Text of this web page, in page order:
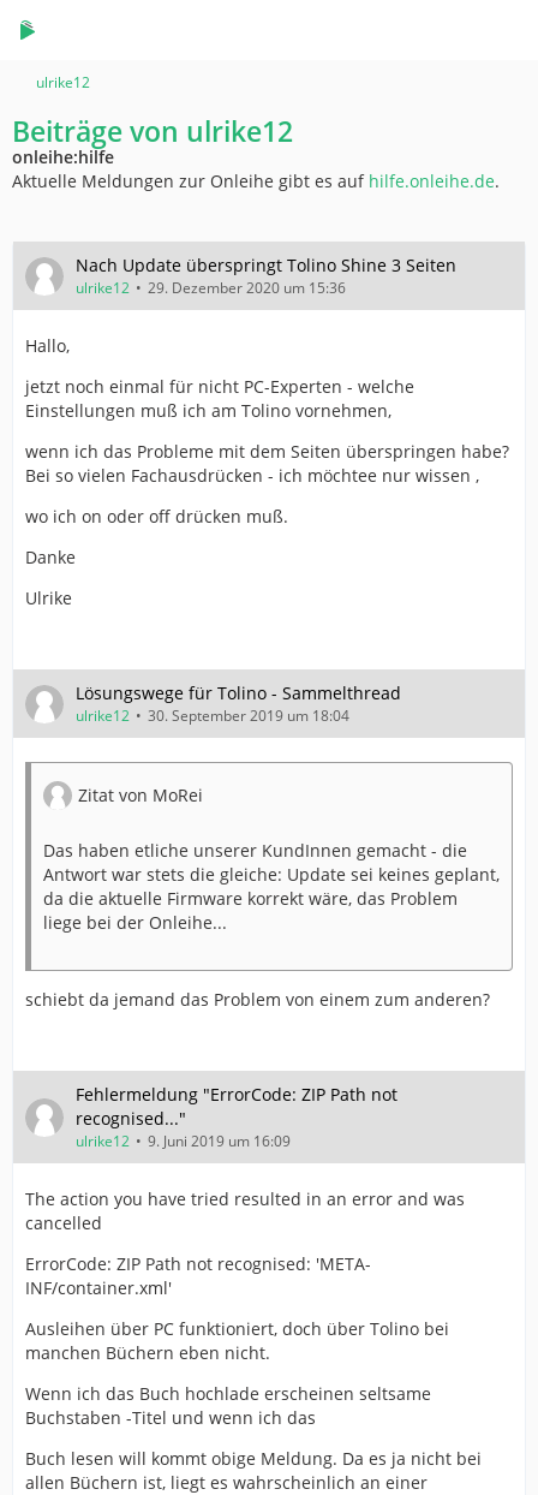
ulrike12
Beiträge von ulrike12
onleihe:hilfe
Aktuelle Meldungen zur Onleihe gibt es auf hilfe.onleihe.de.
Nach Update überspringt Tolino Shine 3 Seiten
ulrike12 29. Dezember 2020 um 15:36
Hallo,
jetzt noch einmal für nicht PC-Experten - welche
Einstellungen muß ich am Tolino vornehmen,
wenn ich das Probleme mit dem Seiten überspringen habe?
Bei so vielen Fachausdrücken - ich möchtee nur wissen ,
wo ich on oder off drücken muß.
Danke
Ulrike
Lösungswege für Tolino - Sammelthread
ulrike12 30. September 2019 um 18:04
Zitat von MoRei
Das haben etliche unserer KundInnen gemacht - die
Antwort war stets die gleiche: Update sei keines geplant,
da die aktuelle Firmware korrekt wäre, das Problem
liege bei der Onleihe...
schiebt da jemand das Problem von einem zum anderen?
Fehlermeldung "ErrorCode: ZIP Path not
recognised..."
ulrike12 9. Juni 2019 um 16:09
The action you have tried resulted in an error and was
cancelled
ErrorCode: ZIP Path not recognised: 'META-
INF/container.xml'
Ausleihen über PC funktioniert, doch über Tolino bei
manchen Büchern eben nicht.
Wenn ich das Buch hochlade erscheinen seltsame
Buchstaben -Titel und wenn ich das
Buch lesen will kommt obige Meldung. Da es ja nicht bei
allen Büchern ist, liegt es wahrscheinlich an einer